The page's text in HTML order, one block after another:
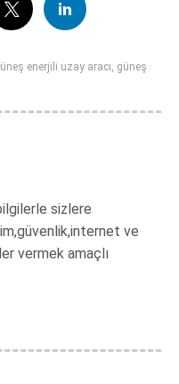
enerjili uzay aracı, güneş
sizlere
ve
vermek amaçlı